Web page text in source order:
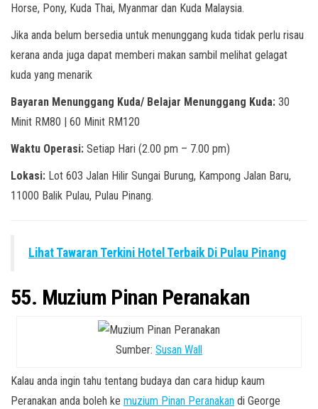
Horse, Pony, Kuda Thai, Myanmar dan Kuda Malaysia.
Jika anda belum bersedia untuk menunggang kuda tidak perlu risau
kerana anda juga dapat memberi makan sambil melihat gelagat
kuda yang menarik
Bayaran Menunggang Kuda/ Belajar Menunggang Kuda: 30
Minit RM80 | 60 Minit RM120
Waktu Operasi: Setiap Hari (2.00 pm – 7.00 pm)
Lokasi: Lot 603 Jalan Hilir Sungai Burung, Kampong Jalan Baru,
11000 Balik Pulau, Pulau Pinang.
Lihat Tawaran Terkini Hotel Terbaik Di Pulau Pinang
55. Muzium Pinan Peranakan
Sumber: Susan Wall
Kalau anda ingin tahu tentang budaya dan cara hidup kaum
Peranakan anda boleh ke muzium Pinan Peranakan di George